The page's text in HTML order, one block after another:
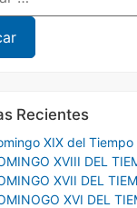
Recientes
XIX del
XVIII DEL
XVII DEL
XVI DEL